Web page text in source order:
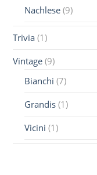
Nachlese (9)
Trivia (1)
Vintage (9)
Bianchi (7)
Grandis (1)
Vicini (1)